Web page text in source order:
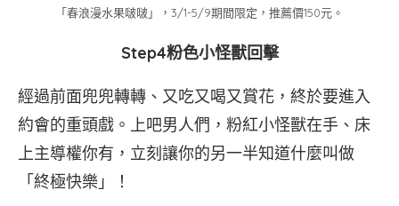
「春浪漫水果啵啵」，3/1-5/9期間限定，推薦價150元。
Step4粉色小怪獸回擊
經過前面兜兜轉轉、又吃又喝又賞花，終於要進入
約會的重頭戲。上吧男人們，粉紅小怪獸在手、床
上主導權你有，立刻讓你的另一半知道什麼叫做
「終極快樂」！